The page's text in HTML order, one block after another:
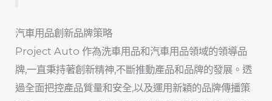
汽車用品創新品牌策略
Project Auto 作為洗車用品和汽車用品領域的領導品
牌,一直秉持著創新精神,不斷推動產品和品牌的發展。透
過全面把控產品質量和安全,以及運用新穎的品牌傳播策